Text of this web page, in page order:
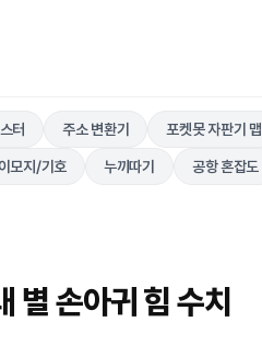
터 주소 변환기 포켓못 자판기 맵
모지/기호 누끼따기 공항 혼잡도
손아귀 힘 수치